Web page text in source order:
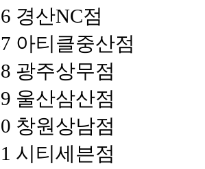
경산NC점
아티클중산점
광주상무점
울산삼산점
창원상남점
시티세븐점